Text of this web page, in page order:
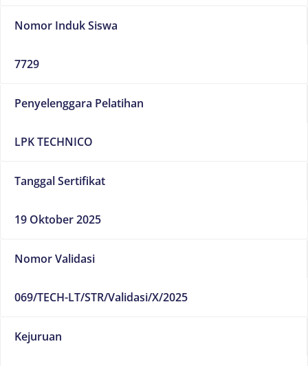
Nomor Induk Siswa
7729
Penyelenggara Pelatihan
LPK TECHNICO
Tanggal Sertifikat
19 Oktober 2025
Nomor Validasi
069/TECH-LT/STR/Validasi/X/2025
Kejuruan